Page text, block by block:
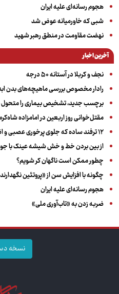
هجوم رسانه‌ای علیه ایران
شبی که خاورمیانه عوض شد
نهضت مقاومت در منطق رهبر شهید
آخرین اخبار
نجف و کربلا در آستانه ۵۰ درجه
رادار مخصوص بررسی ماهیچه‌های بدن
برچسب جدید، تشخیص بیماری را
مقتل‌خوانی روز اربعین در امامزاده
۱۲ ترفند ساده که جلوی پرخوری عصبی و اضافه ‌وزن را می‌گیرد
از بین بردن خط و خش شیشه عینک با
چطور ممکن است ناگهان کر شویم؟
چگونه با افزایش سن از «پروتئین
هجوم رسانه‌ای علیه ایران
ضربه زدن به «تاب‌آوری ملی»
نسخه